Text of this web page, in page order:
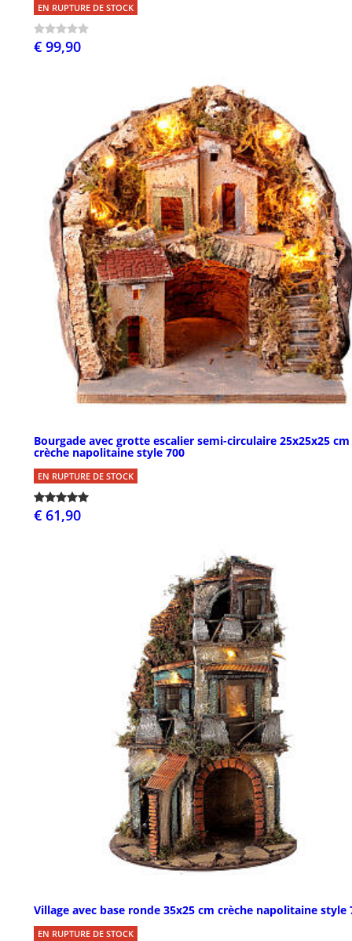
EN RUPTURE DE STOCK
€ 99,90
Bourgade avec grotte escalier semi-circulaire 25x25x25 cm
crèche napolitaine style 700
EN RUPTURE DE STOCK
€ 61,90
Village avec base ronde 35x25 cm crèche napolitaine style
EN RUPTURE DE STOCK